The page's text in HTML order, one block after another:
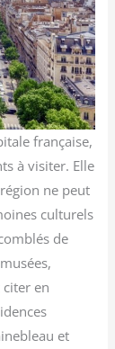
française,
à visiter. Elle
ne peut
culturels
de
citer en
et